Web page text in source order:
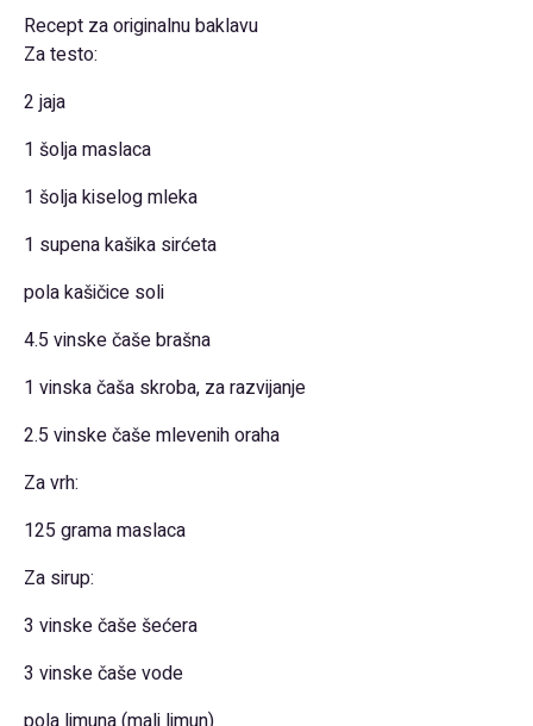
Recept za originalnu baklavu
Za testo:
2 jaja
1 šolja maslaca
1 šolja kiselog mleka
1 supena kašika sirćeta
pola kašičice soli
4.5 vinske čaše brašna
1 vinska čaša skroba, za razvijanje
2.5 vinske čaše mlevenih oraha
Za vrh:
125 grama maslaca
Za sirup:
3 vinske čaše šećera
3 vinske čaše vode